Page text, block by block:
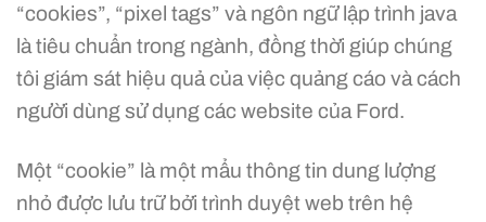
“cookies”, “pixel tags” và ngôn ngữ lập trình java
là tiêu chuẩn trong ngành, đồng thời giúp chúng
tôi giám sát hiệu quả của việc quảng cáo và cách
người dùng sử dụng các website của Ford.
Một “cookie” là một mẩu thông tin dung lượng
nhỏ được lưu trữ bởi trình duyệt web trên hệ